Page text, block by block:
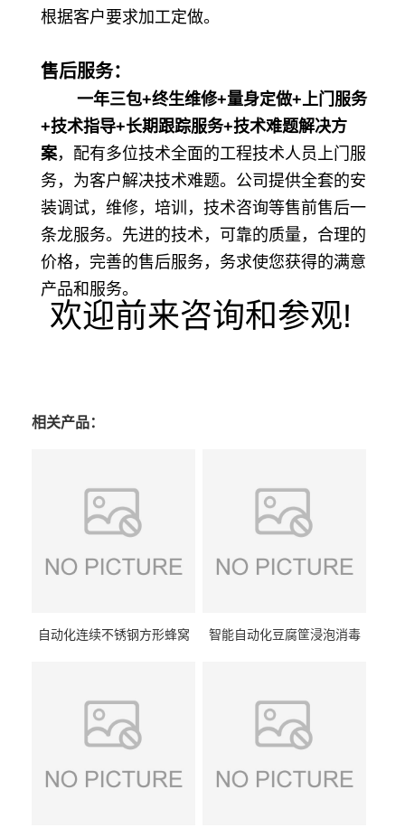
根据客户要求加工定做。
售后服务：
一年三包+终生维修+量身定做+上门服务
+技术指导+长期跟踪服务+技术难题解决方
案，配有多位技术全面的工程技术人员上门服
务，为客户解决技术难题。公司提供全套的安
装调试，维修，培训，技术咨询等售前售后一
条龙服务。先进的技术，可靠的质量，合理的
价格，完善的售后服务，务求使您获得的满意
产品和服务。
欢迎前来咨询和参观!
相关产品：
自动化连续不锈钢方形蜂窝
智能自动化豆腐筐浸泡消毒